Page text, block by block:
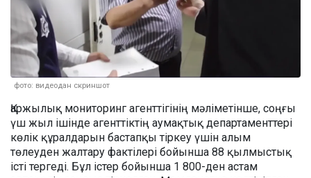
фото: видеодан скриншот
Қаржылық мониторинг агенттігінің мәліметінше, соңғы
үш жыл ішінде агенттіктің аумақтық департаменттері
көлік құралдарын бастапқы тіркеу үшін алым
төлеуден жалтару фактілері бойынша 88 қылмыстық
істі тергеді. Бұл істер бойынша 1 800-ден астам